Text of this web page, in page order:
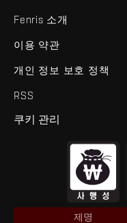
Fenris 소개
이용 약관
개인 정보 보호 정책
RSS
쿠키 관리
제명